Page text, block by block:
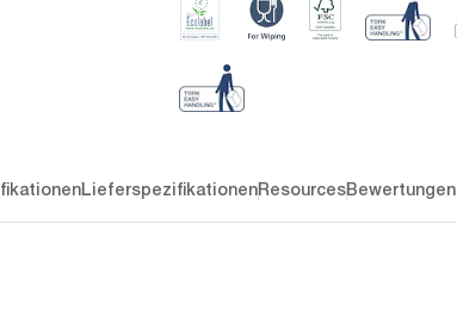
LieferspezifikationenResourcesBewertungen